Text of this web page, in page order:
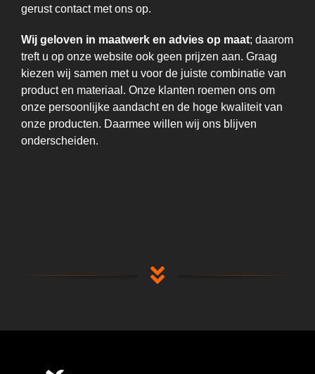
gerust contact met ons op.
Wij geloven in maatwerk en advies op maat; daarom
treft u op onze website ook geen prijzen aan. Graag
kiezen wij samen met u voor de juiste combinatie van
product en materiaal. Onze klanten roemen ons om
onze persoonlijke aandacht en de hoge kwaliteit van
onze producten. Daarmee willen wij ons blijven
onderscheiden.